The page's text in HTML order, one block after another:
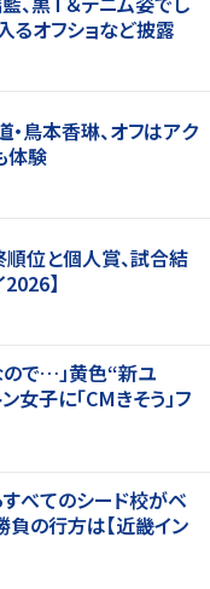
るオフショなど披露
・鳥本香琳、オフはアク
体験
位と個人賞、試合結
】
ので…」黄色“新ユ
女子に「CMきそう」フ
べてのシード校がベ
の行方は【近畿イン